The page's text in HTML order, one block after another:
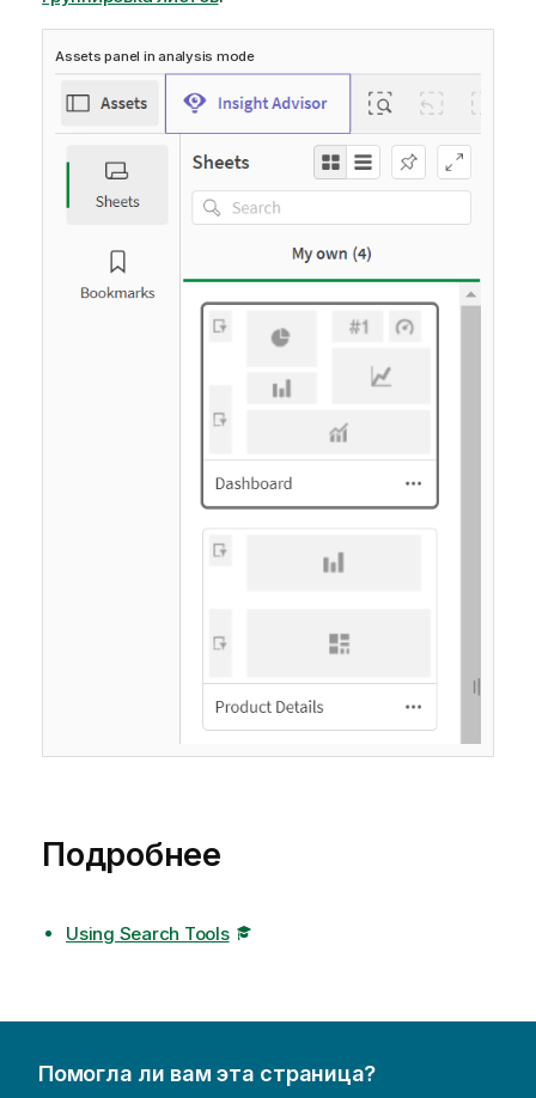
Assets panel in analysis mode
Подробнее
Using Search Tools
Помогла ли вам эта страница?